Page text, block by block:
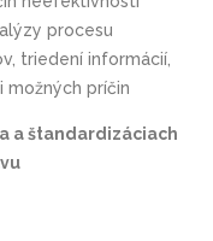
procesu
triedení informácií,
možných príčin
a štandardizáciach